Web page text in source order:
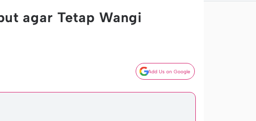
agar Tetap Wangi
Add Us on Google